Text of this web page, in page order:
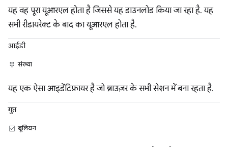
यह वह पूरा यूआरएल होता है जिससे यह डाउनलोड किया जा रहा है. यह
सभी रीडायरेक्ट के बाद का यूआरएल होता है.
आईडी
संख्या
यह एक ऐसा आइडेंटिफ़ायर है जो ब्राउज़र के सभी सेशन में बना रहता है.
गुप्त
बूलियन